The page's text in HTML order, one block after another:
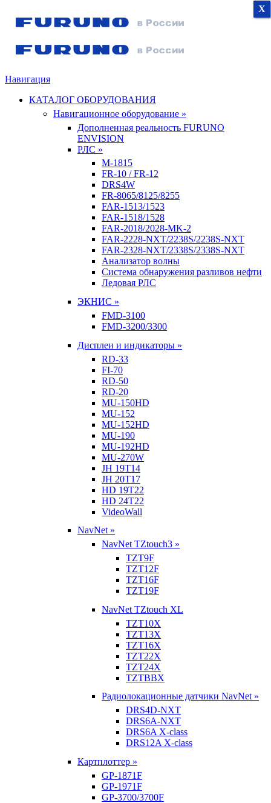
Навигация
КАТАЛОГ ОБОРУДОВАНИЯ
Навигационное оборудование »
Дополненная реальность FURUNO
ENVISION
РЛС »
M-1815
FR-10 / FR-12
DRS4W
FR-8065/8125/8255
FAR-1513/1523
FAR-1518/1528
FAR-2018/2028-MK-2
FAR-2228-NXT/2238S/2238S-NXT
FAR-2328-NXT/2338S/2338S-NXT
Анализатор волны
Система обнаружения разливов нефти
Ледовая РЛС
ЭКНИС »
FMD-3100
FMD-3200/3300
Дисплеи и индикаторы »
RD-33
FI-70
RD-50
RD-20
MU-150HD
MU-152
MU-152HD
MU-190
MU-192HD
MU-270W
JH 19T14
JH 20T17
HD 19T22
HD 24T22
VideoWall
NavNet »
NavNet TZtouch3 »
TZT9F
TZT12F
TZT16F
TZT19F
NavNet TZtouch XL
TZT10X
TZT13X
TZT16X
TZT22X
TZT24X
TZTBBX
Радиолокационные датчики NavNet »
DRS4D-NXT
DRS6A-NXT
DRS6A X-class
DRS12A X-class
Картплоттер »
GP-1871F
GP-1971F
GP-3700/3700F
X
X
X